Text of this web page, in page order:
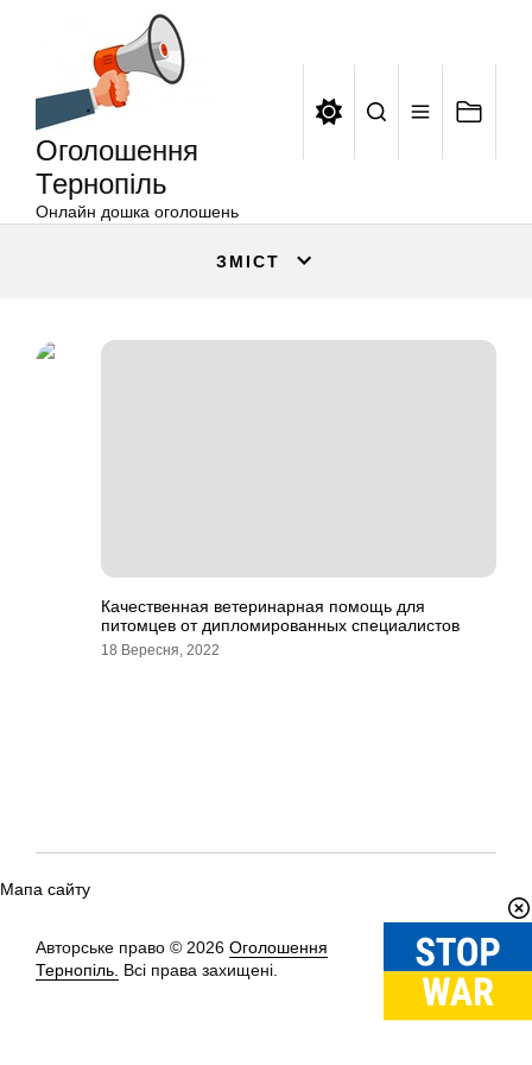
Оголошення
Тернопіль
Онлайн дошка оголошень
ЗМІСТ
Качественная ветеринарная помощь для
питомцев от дипломированных специалистов
18 Вересня, 2022
Мапа сайту
Авторське право © 2026 Оголошення
Тернопіль. Всі права захищені.
Вгору↑